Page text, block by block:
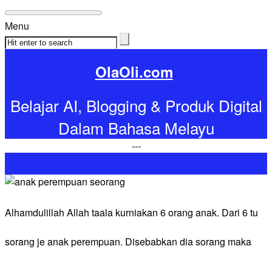
Menu
OlaOli.com.
Belajar AI, Blogging & Produk Digital
Dalam Bahasa Melayu
---
Alhamdulillah Allah taala kurniakan 6 orang anak. Dari 6 tu
sorang je anak perempuan. Disebabkan dia sorang maka